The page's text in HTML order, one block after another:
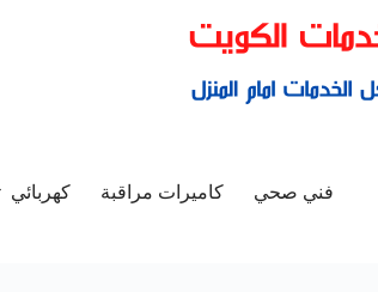
فني صحي كاميرات مراقبة كهربائي